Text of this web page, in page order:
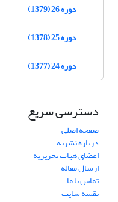
دوره 26 (1379)
دوره 25 (1378)
دوره 24 (1377)
دسترسی سریع
صفحه اصلی
درباره نشریه
اعضای هیات تحریریه
ارسال مقاله
تماس با ما
نقشه سایت